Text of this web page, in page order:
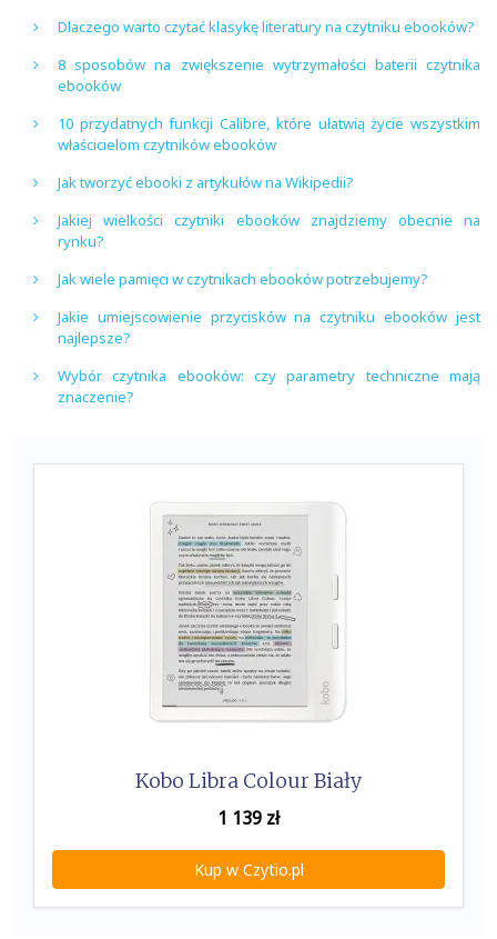
Dlaczego warto czytać klasykę literatury na czytniku ebooków?
8 sposobów na zwiększenie wytrzymałości baterii czytnika
ebooków
10 przydatnych funkcji Calibre, które ułatwią życie wszystkim
właścicielom czytników ebooków
Jak tworzyć ebooki z artykułów na Wikipedii?
Jakiej wielkości czytniki ebooków znajdziemy obecnie na
rynku?
Jak wiele pamięci w czytnikach ebooków potrzebujemy?
Jakie umiejscowienie przycisków na czytniku ebooków jest
najlepsze?
Wybór czytnika ebooków: czy parametry techniczne mają
znaczenie?
Kobo Libra Colour Biały
1 139 zł
Kup w Czytio.pl